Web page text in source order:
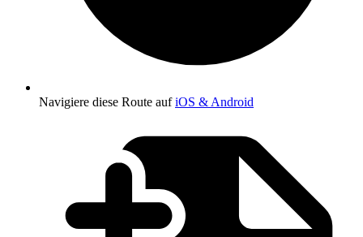
Navigiere diese Route aufiOS & Android